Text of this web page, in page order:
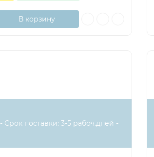
В корзину
- Срок поставки: 3-5 рабоч.дней -